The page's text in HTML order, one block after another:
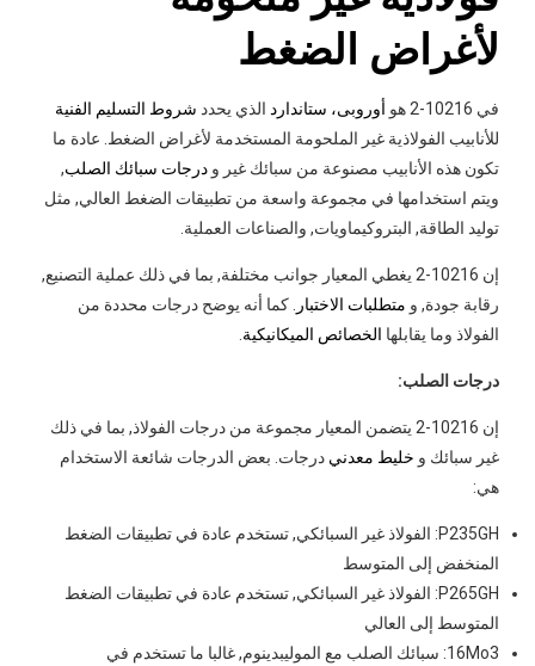
لأغراض الضغط
في 10216-2 هو أوروبى، ستاندارد الذي يحدد شروط التسليم الفنية
للأنابيب الفولاذية غير الملحومة المستخدمة لأغراض الضغط. عادة ما
تكون هذه الأنابيب مصنوعة من سبائك غير و درجات سبائك الصلب,
ويتم استخدامها في مجموعة واسعة من تطبيقات الضغط العالي, مثل
توليد الطاقة, البتروكيماويات, والصناعات العملية.
إن 10216-2 يغطي المعيار جوانب مختلفة, بما في ذلك عملية التصنيع,
رقابة جودة, و متطلبات الاختبار
. كما أنه يوضح درجات محددة من
الفولاذ وما يقابلها الخصائص الميكانيكية
درجات الصلب:
إن 10216-2 يتضمن المعيار مجموعة من درجات الفولاذ, بما في ذلك
غير سبائك و خليط معدني درجات. بعض الدرجات شائعة الاستخدام
هي:
P235GH: الفولاذ غير السبائكي, تستخدم عادة في تطبيقات الضغط
المنخفض إلى المتوسط
P265GH: الفولاذ غير السبائكي, تستخدم عادة في تطبيقات الضغط
المتوسط ​​إلى العالي
16Mo3: سبائك الصلب مع الموليبدينوم, غالبا ما تستخدم في